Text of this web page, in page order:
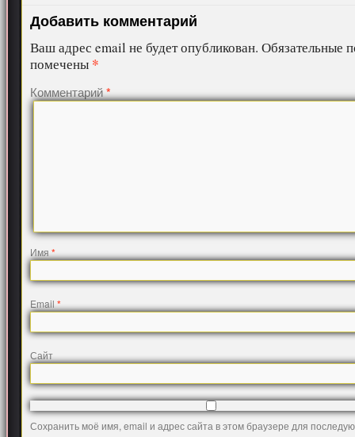
Добавить комментарий
Ваш адрес email не будет опубликован. Обязательные
помечены *
Комментарий*
Имя*
Email*
Сайт
Сохранить моё имя, email и адрес сайта в этом браузере для